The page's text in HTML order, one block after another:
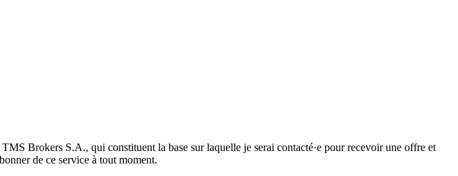
Brokers S.A., qui constituent la base sur laquelle je serai contacté·e pour recevoir une offre et
de ce service à tout moment.